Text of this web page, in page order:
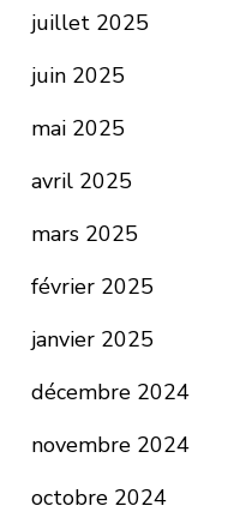
juillet 2025
juin 2025
mai 2025
avril 2025
mars 2025
février 2025
janvier 2025
décembre 2024
novembre 2024
octobre 2024